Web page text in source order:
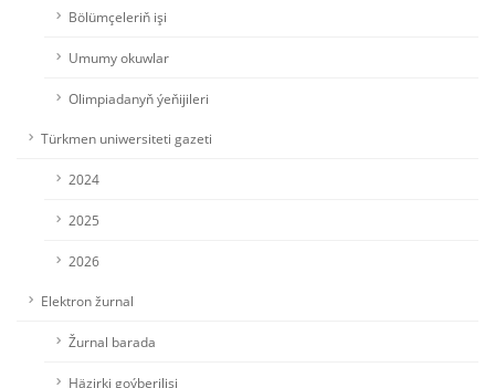
Bölümçeleriň işi
Umumy okuwlar
Olimpiadanyň ýeňijileri
Türkmen uniwersiteti gazeti
2024
2025
2026
Elektron žurnal
Žurnal barada
Häzirki goýberilişi